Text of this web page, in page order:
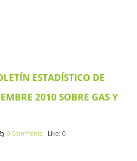
ESTADÍSTICO DE
2010 SOBRE GAS Y
0 Comments Like: 0